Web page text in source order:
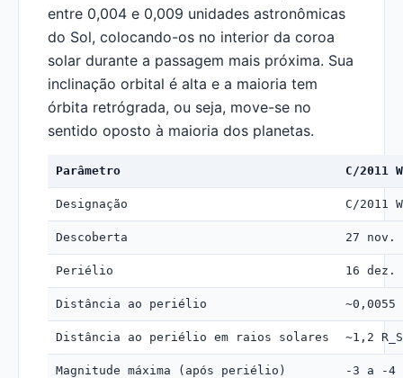
entre 0,004 e 0,009 unidades astronômicas
do Sol, colocando-os no interior da coroa
solar durante a passagem mais próxima. Sua
inclinação orbital é alta e a maioria tem
órbita retrógrada, ou seja, move-se no
sentido oposto à maioria dos planetas.
Parâmetro C/2011
Designação C/2011
Descoberta 27 nov.
Periélio 16 dez.
Distância ao periélio
Distância ao periélio em raios solares ~1,2
Magnitude máxima (após periélio) -3 a -4